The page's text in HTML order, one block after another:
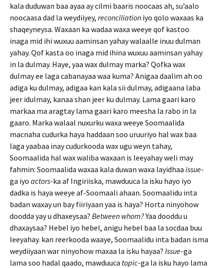
kala duduwan baa ayaa ay cilmi baaris noocaas ah, su’aalo
noocaasa dad la weydiiyey, reconciliation iyo qolo waxaas ka
shaqeyneysa. Waxaan ka wadaa waxa weeye qof kastoo
inaga mid ihi wuxuu aaminsan yahay walaalle inuu dulman
yahay. Qof kasta oo inaga mid ihina wuxuu aaminsan yahay
in la dulmay. Haye, yaa wax dulmay marka? Qofka wax
dulmay ee laga cabanayaa waa kuma? Anigaa daalim ah oo
adiga ku dulmay, adigaa kan kala sii dulmay, adigaana laba
jeer idulmay, kanaa shan jeer ku dulmay. Lama gaari karo
markaa ma aragtay lama gaari karo meesha la rabo in la
gaaro. Marka walaal nuxurku waxa weeye Soomaalida
macnaha cudurka haya haddaan soo uruuriyo hal wax baa
laga yaabaa inay cudurkooda wax ugu weyn tahay,
Soomaalida hal wax waliba waxaan is leeyahay weli may
fahmin: Soomaalida waxaa kala duwan waxa layidhaa issue-
ga iyo actors-ka af Ingiriiska, mawduuca la isku hayo iyo
dadka is haya weeye af-Soomaali ahaan. Soomaalidu inta
badan waxay un bay fiiriyaan yaa is haya? Horta ninyohow
doodda yay u dhaxeysaa? Between whom?Yaa dooddu u
dhaxaysaa? Hebel iyo hebel, anigu hebel baa la socdaa buu
leeyahay. kan reerkooda waaye, Soomaalidu inta badan isma
weydiiyaan war ninyohow maxaa la isku hayaa? Issue-ga
lama soo hadal qaado, mawduuca topic-ga la isku hayo lama